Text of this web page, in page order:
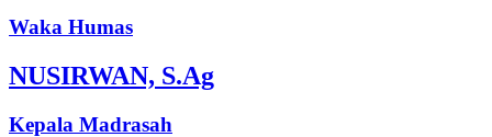
Waka Humas
NUSIRWAN, S.Ag
Kepala Madrasah